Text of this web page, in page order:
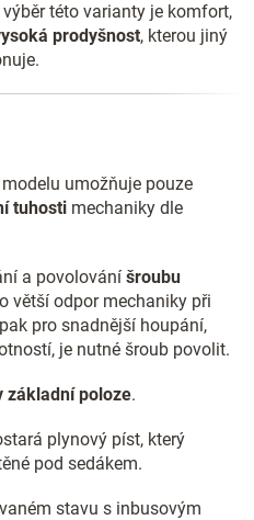
této varianty je komfort,
prodyšnost, kterou jiný
umožňuje pouze
tuhosti mechaniky dle
a povolování šroubu
větší odpor mechaniky při
pro snadnější houpání,
je nutné šroub povolit.
základní poloze.
plynový píst, který
pod sedákem.
stavu s inbusovým